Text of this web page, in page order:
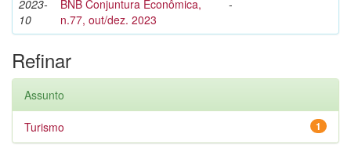
2023-
10
BNB Conjuntura Econômica,
n.77, out/dez. 2023
-
Refinar
Assunto
1
Turismo